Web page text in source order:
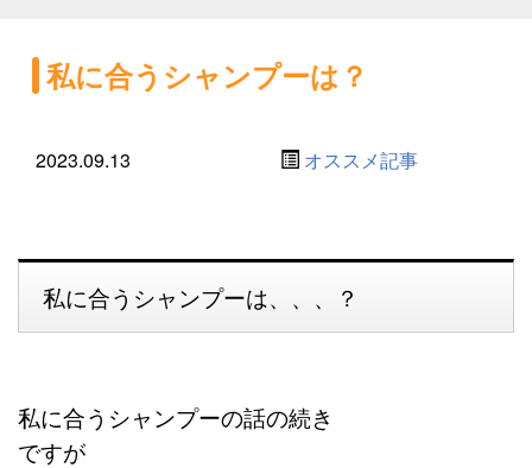
私に合うシャンプーは？
2023.09.13 オススメ記事
私に合うシャンプーは、、、？
私に合うシャンプーの話の続き
ですが